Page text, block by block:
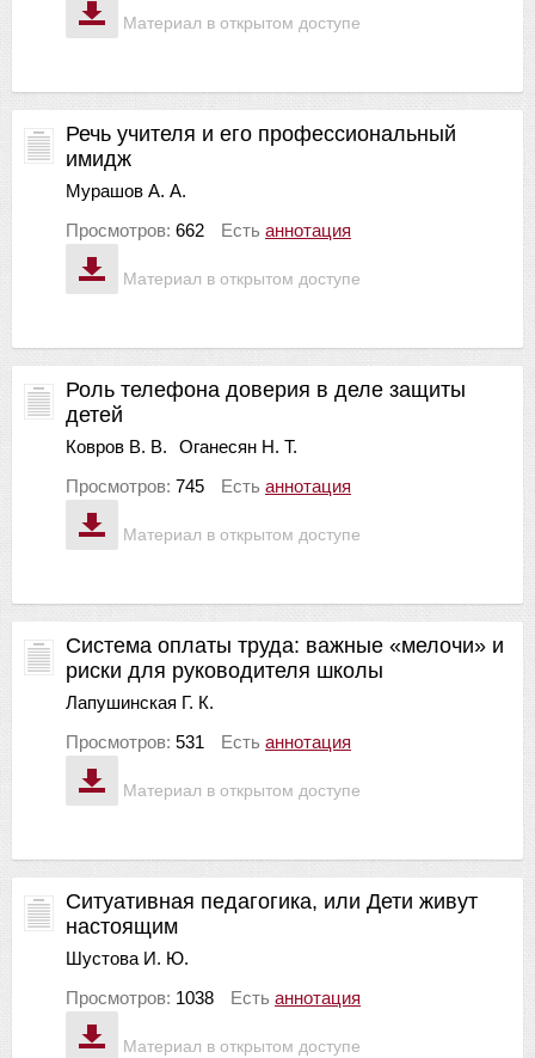
Материал в открытом доступе
Материал в открытом доступе
Речь учителя и его профессиональный
имидж
Мурашов А. А.
Просмотров: 662 Есть аннотация
Материал в открытом доступе
Роль телефона доверия в деле защиты
детей
Ковров В. В.
Оганесян Н. Т.
Просмотров: 745 Есть аннотация
Материал в открытом доступе
Система оплаты труда: важные «мелочи» и
риски для руководителя школы
Лапушинская Г. К.
Просмотров: 531 Есть аннотация
Материал в открытом доступе
Ситуативная педагогика, или Дети живут
настоящим
Шустова И. Ю.
Просмотров: 1038 Есть аннотация